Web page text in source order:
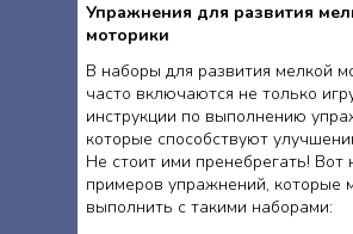
Упражнения для развития
моторики
В наборы для развития мелкой
часто включаются не только
инструкции по выполнению
которые способствуют
Не стоит ими пренебрегать! Вот
примеров упражнений, которые
выполнить с такими наборами: